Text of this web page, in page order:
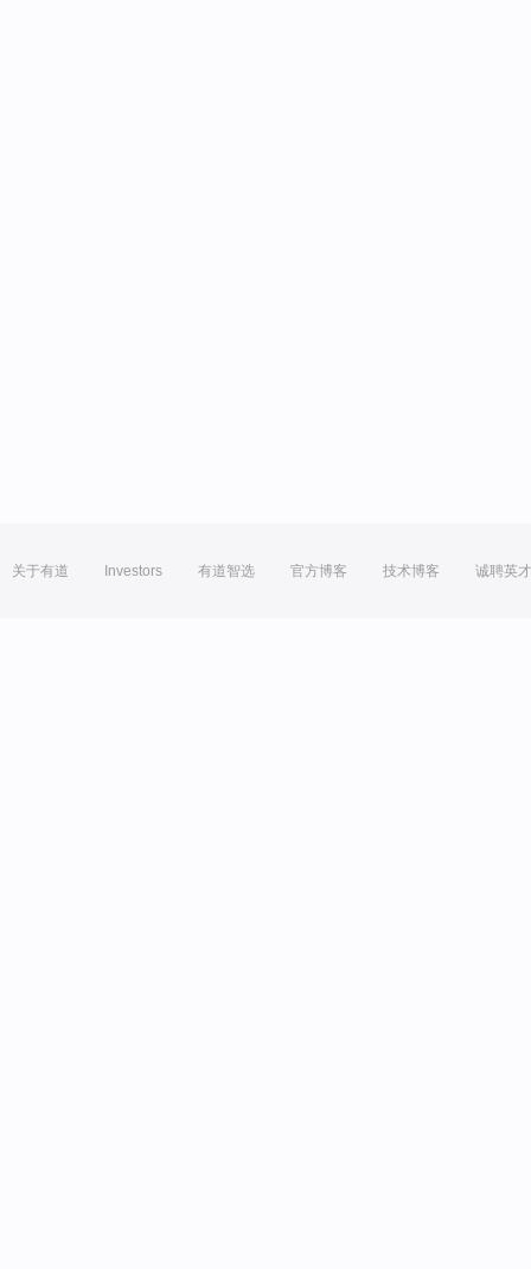
关于有道 Investors 有道智选 官方博客 技术博客 诚聘英才